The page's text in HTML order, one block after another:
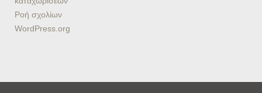
Ροή σχολίων
WordPress.org